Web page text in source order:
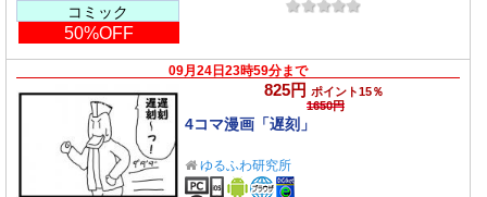
コミック
50%OFF
09月24日23時59分まで
825円 ポイント15％
1650円
4コマ漫画「遅刻」
ゆるふわ研究所